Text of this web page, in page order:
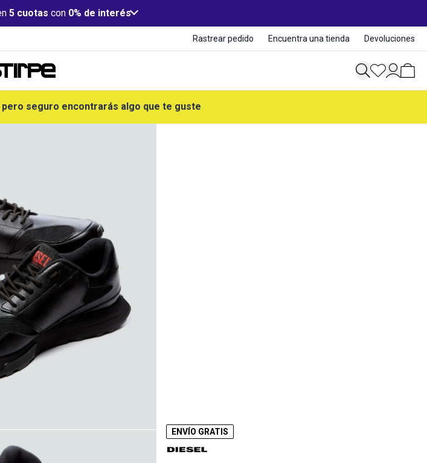
5 cuotas con 0% de interés
Rastrear pedido Encuentra una tienda Devoluciones
seguro encontrarás algo que te guste
ENVÍO GRATIS